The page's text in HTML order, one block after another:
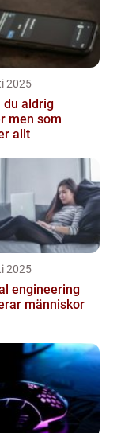
2025
du aldrig
men som
allt
2025
engineering
människor